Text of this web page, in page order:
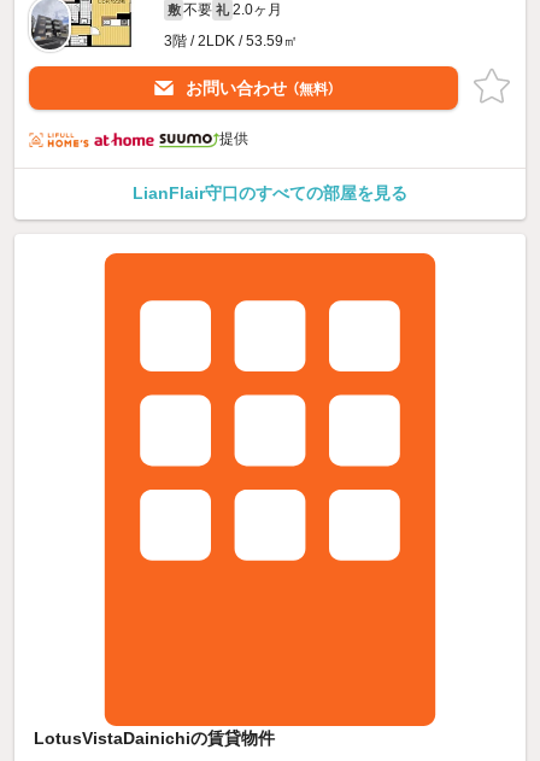
敷 不要 礼 2.0ヶ月
3階 / 2LDK / 53.59㎡
お問い合わせ （無料）
提供
LianFlair守口のすべての部屋を見る
LotusVistaDainichiの賃貸物件